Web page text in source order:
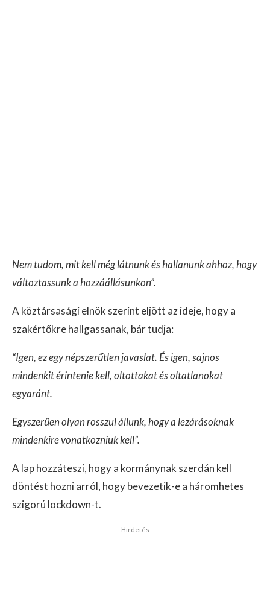
Nem tudom, mit kell még látnunk és hallanunk ahhoz, hogy
változtassunk a hozzáállásunkon”.
A köztársasági elnök szerint eljött az ideje, hogy a
szakértőkre hallgassanak, bár tudja:
“Igen, ez egy népszerűtlen javaslat. És igen, sajnos
mindenkit érintenie kell, oltottakat és oltatlanokat
egyaránt.
Egyszerűen olyan rosszul állunk, hogy a lezárásoknak
mindenkire vonatkozniuk kell”.
A lap hozzáteszi, hogy a kormánynak szerdán kell
döntést hozni arról, hogy bevezetik-e a háromhetes
szigorú lockdown-t.
Hirdetés